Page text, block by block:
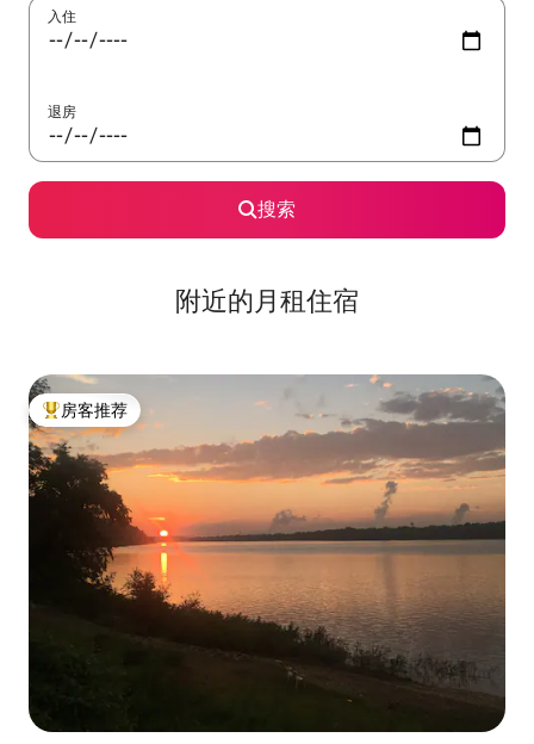
入住
退房
搜索
附近的月租住宿
热门「房客推荐」
房客推荐